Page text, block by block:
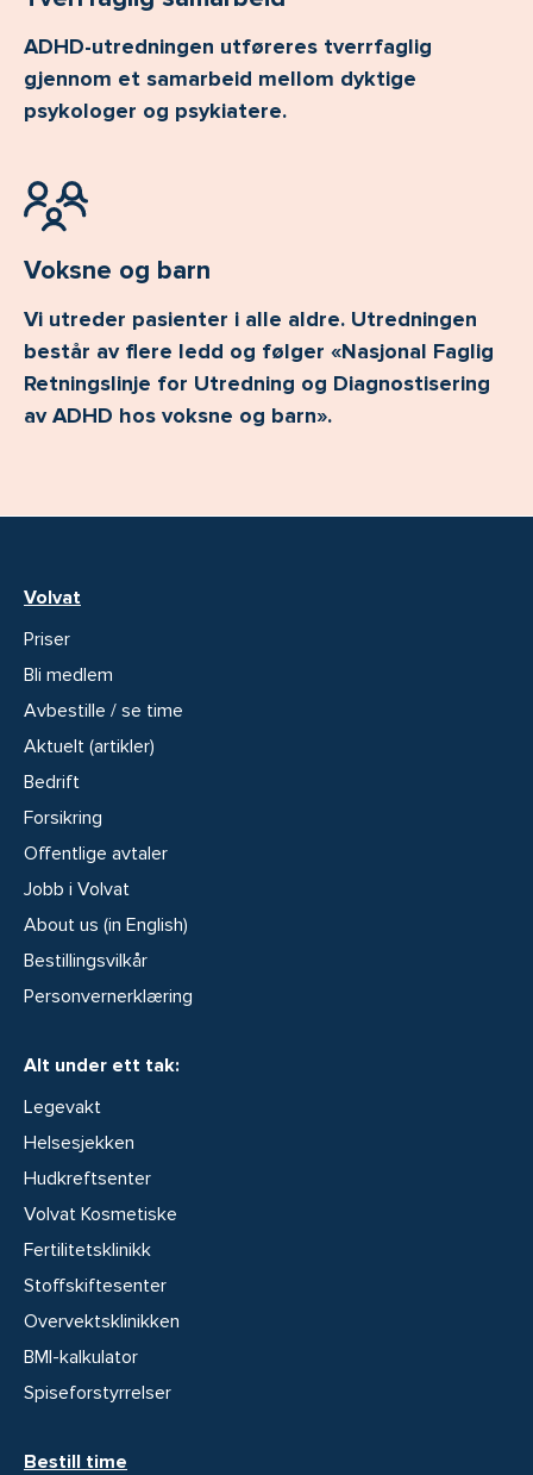
ADHD-utredningen utføreres tverrfaglig
gjennom et samarbeid mellom dyktige
psykologer og psykiatere.
Voksne og barn
Vi utreder pasienter i alle aldre. Utredningen
består av flere ledd og følger «Nasjonal Faglig
Retningslinje for Utredning og Diagnostisering
av ADHD hos voksne og barn».
Volvat
Priser
Bli medlem
Avbestille / se time
Aktuelt (artikler)
Bedrift
Forsikring
Offentlige avtaler
Jobb i Volvat
About us (in English)
Bestillingsvilkår
Personvernerklæring
Alt under ett tak:
Legevakt
Helsesjekken
Hudkreftsenter
Volvat Kosmetiske
Fertilitetsklinikk
Stoffskiftesenter
Overvektsklinikken
BMI-kalkulator
Spiseforstyrrelser
Bestill time